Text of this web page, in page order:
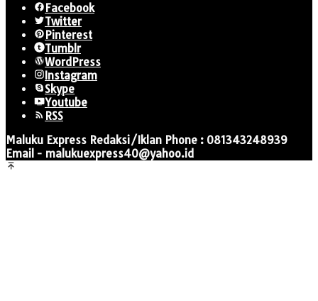
Facebook
Twitter
Pinterest
Tumblr
WordPress
Instagram
Skype
Youtube
RSS
Maluku Express Redaksi/Iklan Phone : 081343248939
Email - malukuexpress40@yahoo.id